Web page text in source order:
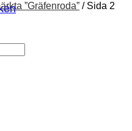
”Gräfenroda” /Sida 2